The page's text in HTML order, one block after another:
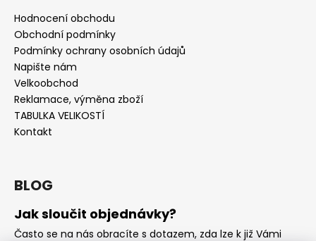
Hodnocení obchodu
Obchodní podmínky
Podmínky ochrany osobních údajů
Napište nám
Velkoobchod
Reklamace, výměna zboží
TABULKA VELIKOSTÍ
Kontakt
BLOG
Jak sloučit objednávky?
Často se na nás obracíte s dotazem, zda lze k již Vámi